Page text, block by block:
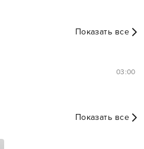
Показать все
03:00
Показать все